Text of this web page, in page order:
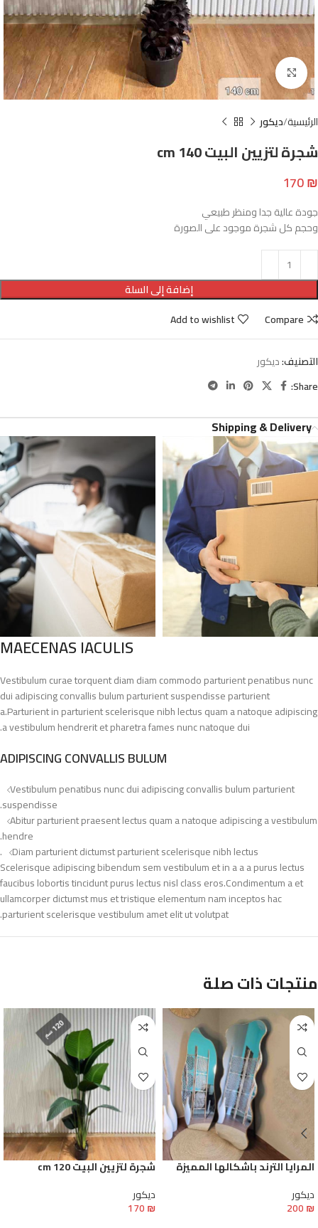
Click to enlarge
الرئيسية ديكور
شجرة لتزيين البيت 140 cm
170₪
جودة عالية جدا ومنظر طبيعي
وحجم كل شجرة موجود على الصورة
إضافة إلى السلة
Compare
Add to wishlist
التصنيف:ديكور
Share:
Shipping & Delivery
MAECENAS IACULIS
Vestibulum curae torquent diam diam commodo parturient penatibus nunc
dui adipiscing convallis bulum parturient suspendisse parturient
a.Parturient in parturient scelerisque nibh lectus quam a natoque adipiscing
a vestibulum hendrerit et pharetra fames nunc natoque dui.
ADIPISCING CONVALLIS BULUM
Vestibulum penatibus nunc dui adipiscing convallis bulum parturient
suspendisse.
Abitur parturient praesent lectus quam a natoque adipiscing a vestibulum
hendre.
Diam parturient dictumst parturient scelerisque nibh lectus.
Scelerisque adipiscing bibendum sem vestibulum et in a a a purus lectus
faucibus lobortis tincidunt purus lectus nisl class eros.Condimentum a et
ullamcorper dictumst mus et tristique elementum nam inceptos hac
parturient scelerisque vestibulum amet elit ut volutpat.
منتجات ذات صلة
المرايا الترند باشكالها المميزة
ديكور
200₪
شجرة لتزيين البيت 120 cm
ديكور
170₪